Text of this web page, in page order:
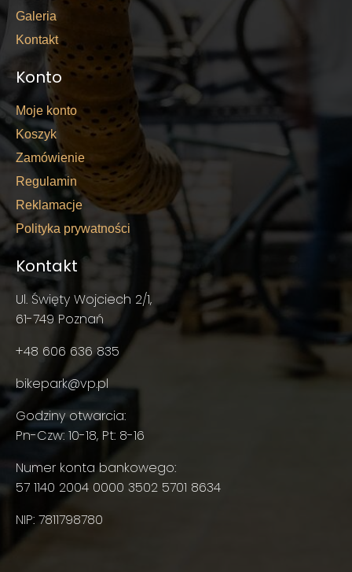
Galeria
Kontakt
Konto
Moje konto
Koszyk
Zamówienie
Regulamin
Reklamacje
Polityka prywatności
Kontakt
Ul. Święty Wojciech 2/1,
61-749 Poznań
+48 606 636 835
bikepark@vp.pl
Godziny otwarcia:
Pn-Czw: 10-18, Pt: 8-16
Numer konta bankowego:
57 1140 2004 0000 3502 5701 8634
NIP: 7811798780